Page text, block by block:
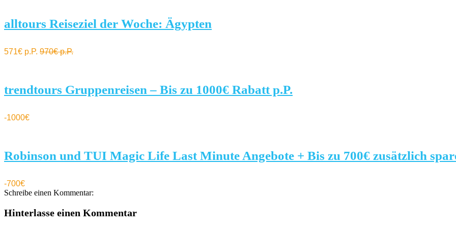
alltours Reiseziel der Woche: Ägypten
571€ p.P. 970€ p.P.
trendtours Gruppenreisen – Bis zu 1000€ Rabatt p.P.
-1000€
Robinson und TUI Magic Life Last Minute Angebote + Bis zu 700€ zusätzlich
-700€
Schreibe einen Kommentar:
Hinterlasse einen Kommentar